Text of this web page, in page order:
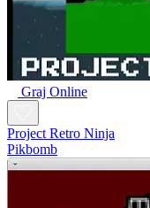
Graj Online
Project Retro Ninja
Pikbomb